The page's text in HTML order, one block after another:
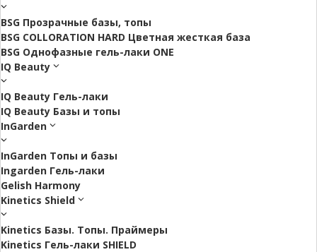
BSG Прозрачные базы, топы
BSG COLLORATION HARD Цветная жесткая база
BSG Однофазные гель-лаки ONE
IQ Beauty
IQ Beauty Гель-лаки
IQ Beauty Базы и топы
InGarden
InGarden Топы и базы
Ingarden Гель-лаки
Gelish Harmony
Kinetics Shield
Kinetics Базы. Топы. Праймеры
Kinetics Гель-лаки SHIELD